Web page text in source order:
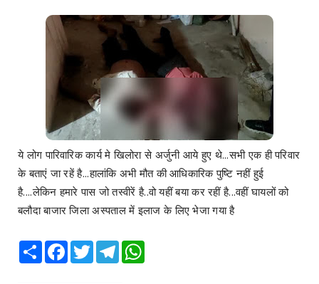
ये लोग पारिवारिक कार्य मे खिलोरा से अर्जुनी आये हुए थे...सभी एक ही परिवार
के बताएं जा रहें है...हालांकि अभी मौत की आधिकारिक पुष्टि नहीं हुई
है....लेकिन हमारे पास जो तस्वीरें है..वो यहीं बया कर रहीं है...वहीं घायलों को
बलौदा बाजार जिला अस्पताल में इलाज के लिए भेजा गया है
Share Facebook
TwitterTelegram